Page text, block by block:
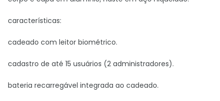
características:
cadeado com leitor biométrico.
cadastro de até 15 usuários (2 administradores).
bateria recarregável integrada ao cadeado.